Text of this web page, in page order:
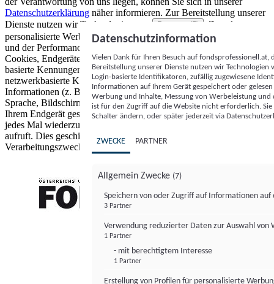
Datenschutzerklärung näher informieren. Zur Bereitstellung unserer
Dienste nutzen wir Technologien von
Partnern (5)
. Zwecke:
personalisierte Werbung und Inhalte, Messung von Werbeleistung
und der Performance von Inhalten sowie Zielgruppenforschung.
Cookies, Endgeräte- oder ähnliche Online-Kennungen (z. B. login-
basierte Kennungen, zufällig generierte Kennungen,
netzwerkbasierte Kennungen) können zusammen mit anderen
Informationen (z. B. Browsertyp und Browserinformationen,
Sprache, Bildschirmgröße, unterstützte Technologien usw.) auf
Ihrem Endgerät gespeichert oder von dort ausgelesen werden, um es
jedes Mal wiederzuerkennen, wenn es eine App oder einer Webseite
aufruft. Dies geschieht für einen oder mehrere der hier aufgeführten
Verarbeitungszwecke.
Datenschutzinformation
Vielen Dank für Ihren Besuch auf
Bereitstellung unserer Dienste nutzen wir Technologien
Login-basierte Identifikatoren, zufällig zugewiesene
Informationen auf Ihrem Gerät gespeichert oder
Werbung und Inhalte, Messung von Werbeleistung
ist für den Zugriff auf die Website nicht erforderlich.
Schalter ändern, oder später jederzeit via
ZWECKE PARTNER
Allgemein Zwecke (7)
Speichern von oder Zugriff auf Informationen auf
3 Partner
Verwendung reduzierter Daten zur Auswahl von
1 Partner
- mit berechtigtem Interesse
1 Partner
Erstellung von Profilen für personalisierte
FONDS professionell